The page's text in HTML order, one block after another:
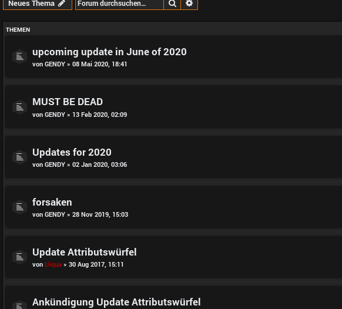
Neues Thema Suche
THEMEN
upcoming update in June of 2020
von GENDY » 08 Mai 2020, 18:41
MUST BE DEAD
von GENDY » 13 Feb 2020, 02:09
Updates for 2020
von GENDY » 02 Jan 2020, 03:06
forsaken
von GENDY » 28 Nov 2019, 15:03
Update Attributswürfel
von Uiqua » 30 Aug 2017, 15:11
Ankündigung Update Attributswürfel